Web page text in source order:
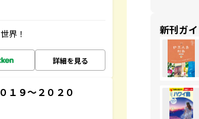
界！
詳細を見る
９～２０２０
新刊ガ